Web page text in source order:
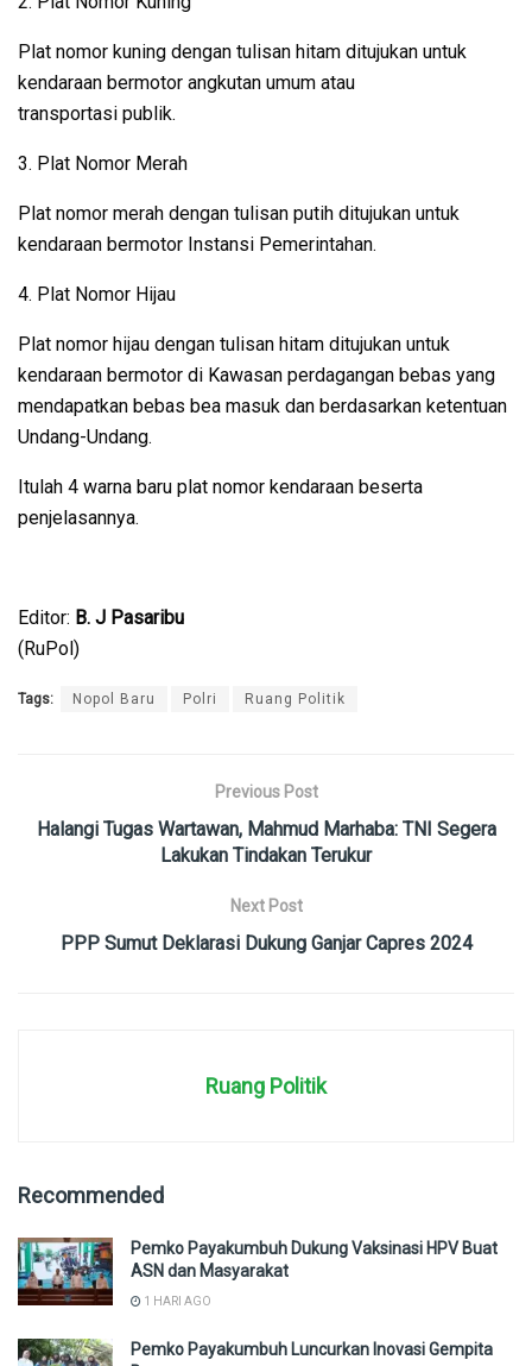
Plat nomor kuning dengan tulisan hitam ditujukan untuk
kendaraan bermotor angkutan umum atau
transportasi publik.
3. Plat Nomor Merah
Plat nomor merah dengan tulisan putih ditujukan untuk
kendaraan bermotor Instansi Pemerintahan.
4. Plat Nomor Hijau
Plat nomor hijau dengan tulisan hitam ditujukan untuk
kendaraan bermotor di Kawasan perdagangan bebas yang
mendapatkan bebas bea masuk dan berdasarkan ketentuan
Undang-Undang.
Itulah 4 warna baru plat nomor kendaraan beserta
penjelasannya.
Editor: B. J Pasaribu
(RuPol)
Tags: Nopol Baru Polri Ruang Politik
Previous Post
Halangi Tugas Wartawan, Mahmud Marhaba: TNI Segera
Lakukan Tindakan Terukur
Next Post
PPP Sumut Deklarasi Dukung Ganjar Capres 2024
Ruang Politik
Recommended
Pemko Payakumbuh Dukung Vaksinasi HPV Buat
ASN dan Masyarakat
1 HARI AGO
Pemko Payakumbuh Luncurkan Inovasi Gempita